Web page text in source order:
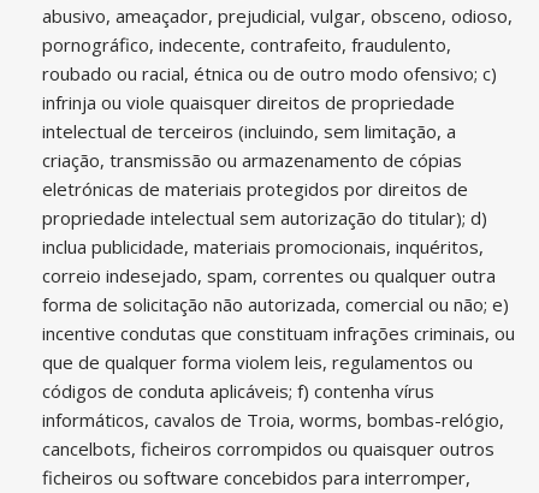
abusivo, ameaçador, prejudicial, vulgar, obsceno, odioso,
pornográfico, indecente, contrafeito, fraudulento,
roubado ou racial, étnica ou de outro modo ofensivo; c)
infrinja ou viole quaisquer direitos de propriedade
intelectual de terceiros (incluindo, sem limitação, a
criação, transmissão ou armazenamento de cópias
eletrónicas de materiais protegidos por direitos de
propriedade intelectual sem autorização do titular); d)
inclua publicidade, materiais promocionais, inquéritos,
correio indesejado, spam, correntes ou qualquer outra
forma de solicitação não autorizada, comercial ou não; e)
incentive condutas que constituam infrações criminais, ou
que de qualquer forma violem leis, regulamentos ou
códigos de conduta aplicáveis; f) contenha vírus
informáticos, cavalos de Troia, worms, bombas-relógio,
cancelbots, ficheiros corrompidos ou quaisquer outros
ficheiros ou software concebidos para interromper,